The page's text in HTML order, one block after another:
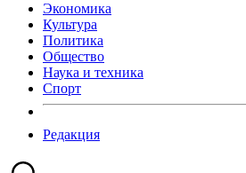
Экономика
Культура
Политика
Общество
Наука и техника
Спорт
Редакция